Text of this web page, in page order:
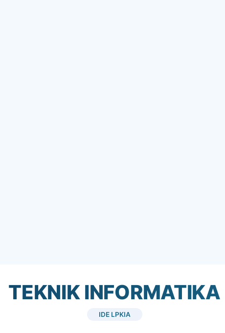
TEKNIK INFORMATIKA
IDE LPKIA